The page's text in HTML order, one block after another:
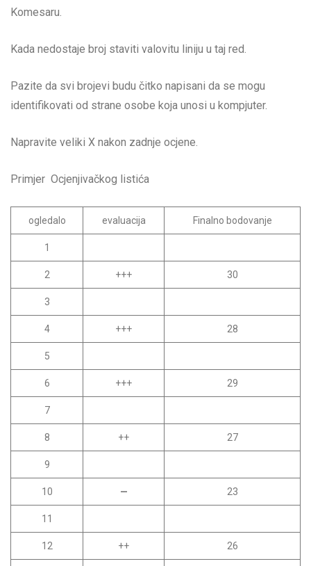
Komesaru.
Kada nedostaje broj staviti valovitu liniju u taj red.
Pazite da svi brojevi budu čitko napisani da se mogu
identifikovati od strane osobe koja unosi u kompjuter.
Napravite veliki X nakon zadnje ocjene.
Primjer Ocjenjivačkog listića
ogledalo evaluacija Finalno bodovanje
1
2 +++ 30
3
4 +++ 28
5
6 +++ 29
7
8 ++ 27
9
10 — 23
11
12 ++ 26